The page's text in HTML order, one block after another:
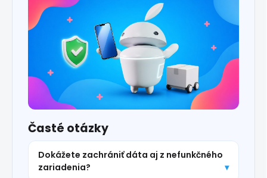
Časté otázky
Dokážete zachrániť dáta aj z nefunkčného
zariadenia?